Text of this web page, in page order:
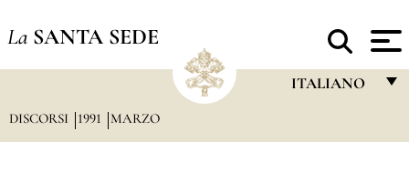
La SANTA SEDE
ITALIANO
DISCORSI 1991 MARZO